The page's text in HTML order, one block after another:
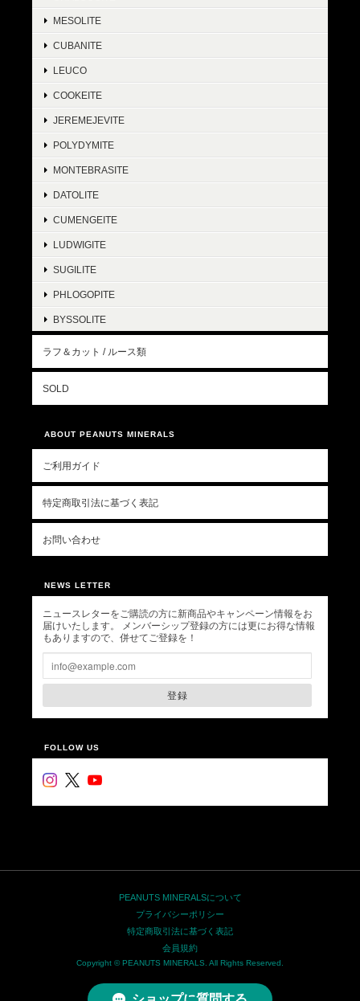
MESOLITE
CUBANITE
LEUCO
COOKEITE
JEREMEJEVITE
POLYDYMITE
MONTEBRASITE
DATOLITE
CUMENGEITE
LUDWIGITE
SUGILITE
PHLOGOPITE
BYSSOLITE
ラフ＆カット / ルース類
SOLD
ABOUT PEANUTS MINERALS
ご利用ガイド
特定商取引法に基づく表記
お問い合わせ
NEWS LETTER
ニュースレターをご購読の方に新商品やキャンペーン情報をお
届けいたします。 メンバーシップ登録の方には更にお得な情報
もありますので、併せてご登録を！
登録
FOLLOW US
PEANUTS MINERALSについて
プライバシーポリシー
特定商取引法に基づく表記
会員規約
Copyright © PEANUTS MINERALS. All Rights Reserved.